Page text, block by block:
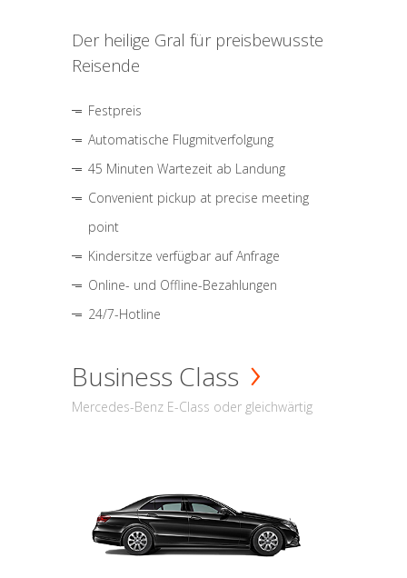
Der heilige Gral für preisbewusste
Reisende
Festpreis
Automatische Flugmitverfolgung
45 Minuten Wartezeit ab Landung
Convenient pickup at precise meeting
point
Kindersitze verfügbar auf Anfrage
Online- und Offline-Bezahlungen
24/7-Hotline
Business Class
Mercedes-Benz E-Class oder gleichwärtig